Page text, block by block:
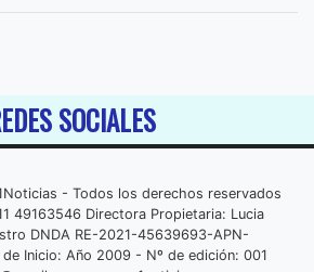
SOCIALES
- Todos los derechos reservados
49163546 Directora Propietaria: Lucia
DNDA RE-2021-45639693-APN-
Inicio: Año 2009 - Nº de edición: 001